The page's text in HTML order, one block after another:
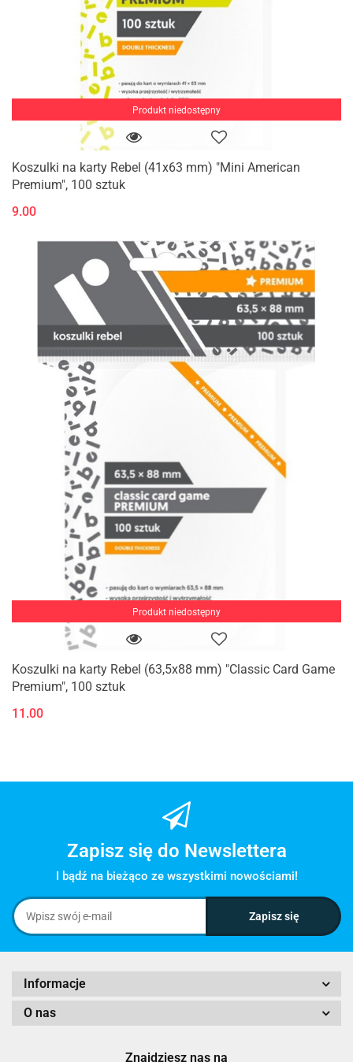
Produkt niedostępny
Koszulki na karty Rebel (41x63 mm) "Mini American
Premium", 100 sztuk
9.00
Produkt niedostępny
Koszulki na karty Rebel (63,5x88 mm) "Classic Card Game
Premium", 100 sztuk
11.00
Zapisz się do Newslettera
I bądź na bieżąco ze wszystkimi nowościami!
Informacje
O nas
Znajdziesz nas na